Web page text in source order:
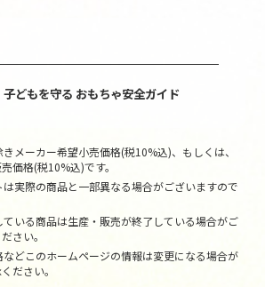
子どもを守る おもちゃ安全ガイド
メーカー希望小売価格(税10%込)、もしくは、
価格(税10%込)です。
実際の商品と一部異なる場合がございますので
いる商品は生産・販売が終了している場合がご
さい。
どこのホームページの情報は変更になる場合が
ださい。